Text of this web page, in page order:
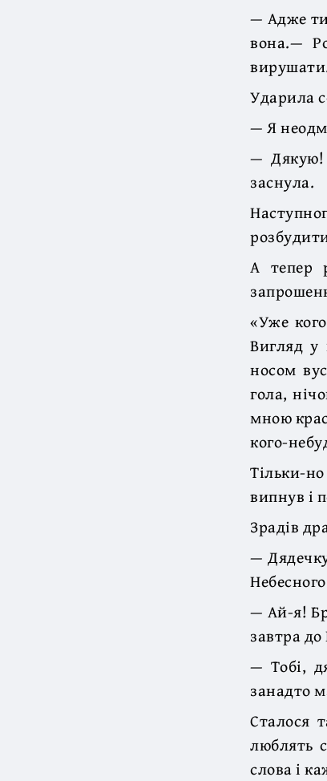
— Адже
вона.—
Ударила
— Я
— Дякую!
заснула.
А тепер
«Уже
Вигляд у
носом
гола,
мною
кого-
Тільки-
випнув і
Зрадів
—
— Ай-я!
завтра
— Тобі,
занадто
Сталося
люблять
слова і